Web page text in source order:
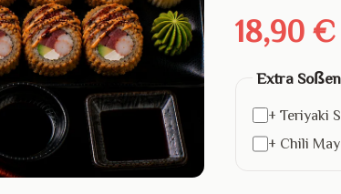
18,90 €
Extra
+ Teriyaki
+ Chili